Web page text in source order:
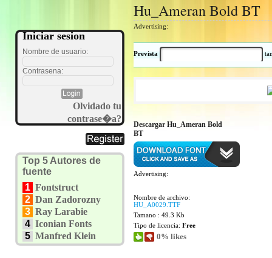
Iniciar sesion
Nombre de usuario:
Contrasena:
Olvidado tu
contrase�a?
Top 5 Autores de
fuente
1 Fontstruct
2 Dan Zadorozny
3 Ray Larabie
4 Iconian Fonts
5 Manfred Klein
Hu_Ameran Bold BT
Advertising:
Prevista
Descargar Hu_Ameran Bold
BT
Advertising:
Nombre de archivo:
HU_A0029.TTF
Tamano : 49.3 Kb
Tipo de licencia: Free
0% likes